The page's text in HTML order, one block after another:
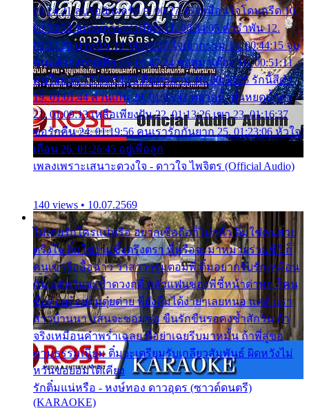
00:24:21 ลบรอยแผลรัก 9. 00:27:35 เหมือนใจโดนกรีด 10.
00:30:54 ขบวนการเปาเปียว 11. 00:34:05 คำรำพัน 12.
00:37:20 ปาหนัน 13. 00:40:37 ใจเจ้ากรรม 14. 00:44:15 จูบ
ฉันแล้วจงตายเสีย 15. 00:47:24 ขอสูมาเต๊อะ 16. 00:51:11
คนใจมาร 17. 00:54:50 คืนทรมาน 18. 00:58:25 รักนี้สีดำ
19. 01:01:44 ส่วนเกิน 20. 01:05:42 หยาดน้ำฝนหยดน้ำตา
21. 01:09:13 เหลือเพียงฝัน 22. 01:13:26 เขา 23. 01:16:37
ขอรักคืน 24. 01:19:56 คนเรารักกันยาก 25. 01:23:06 หัวใจ
เถื่อน 26. 01:26:45 อยู่เพื่อลูก
เพลงเพราะเสนาะดวงใจ - ดาวใจ ไพจิตร (Official Audio)
140 views • 10.07.2569
ไม่เคยรักใครแน่หรือ อยากเชื่อถือก็ไม่กล้า ติ๋มใช่คนสวย
ตรึงใจ ติ๋มใช่งามซึ้งตรึงตรา พี่หรือจะมาหมายร่วมชีวี ก็
คนเขาลืออื้อฉาว ว่าสาวๆรุมตอมพี่ ติ๋มอยากรับรักเหมือน
กัน แต่หวั่นจะช้ำดวงฤดี กลัวแฟนของพี่ชี้หน้าด่าทอ ก็คน
ชื่อต๋อยต้อยตุ้มตุ๋ยต่าย พี่ยังลืมได้ง่ายๆเลยหนอ แค่ตัวเรา
สาวบ้านนา แสนจะซอมซ่อ ขืนรักขืนรอคงช้ำสักวัน ถ้า
จริงเหมือนคำพร่ำเฉลย พี่อย่าเฉยรีบมาหมั้น ถ้าพี่สู่ขอ
ตามธรรมเนียม ติ๋มจะเตรียมรับเกลียวสัมพันธ์ ผิดหวังไม่
หวั่นขอยอมได้เคียง
รักติ๋มแน่หรือ - หงษ์ทอง ดาวอุดร (ซาวด์ดนตรี)
(KARAOKE)